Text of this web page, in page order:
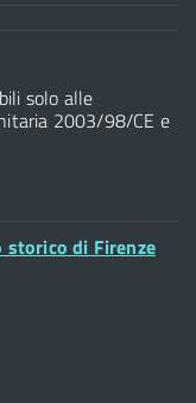
solo alle
2003/98/CE e
storico di Firenze